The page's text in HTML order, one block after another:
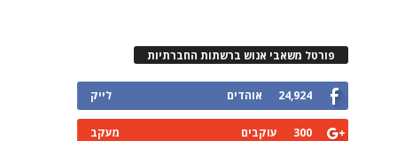
פורטל משאבי אנוש ברשתות החברתיות
24,924 אוהדים לייק
300 עוקבים מעקב